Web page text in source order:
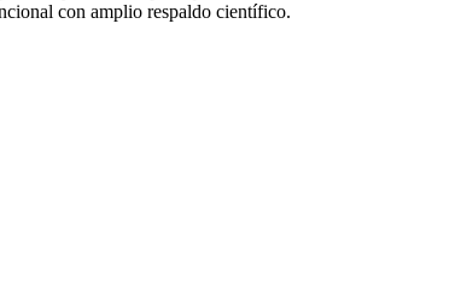
con amplio respaldo científico.